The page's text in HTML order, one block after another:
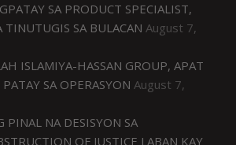
SA PRODUCT SPECIALIST,
TINUTUGIS SA BULACAN August 7,
ISLAMIYA-HASSAN GROUP, APAT
SA OPERASYON August 7,
PINAL NA DESISYON SA
OF JUSTICE LABAN KAY